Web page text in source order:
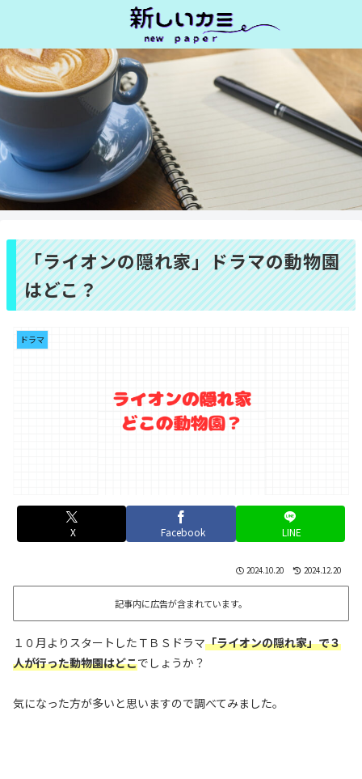
「ライオンの隠れ家」ドラマの動物園
はどこ？
ドラマ
X Facebook LINE
2024.10.20 2024.12.20
記事内に広告が含まれています。
１０月よりスタートしたＴＢＳドラマ「ライオンの隠れ家」で３
人が行った動物園はどこでしょうか？
気になった方が多いと思いますので調べてみました。